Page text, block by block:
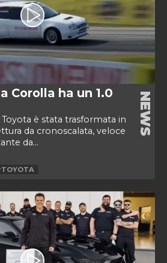
Corolla ha un 1.0
è stata trasformata in
da cronoscalata, veloce
da...
NEWS